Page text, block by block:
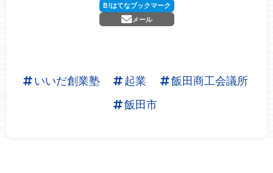
B!はてなブックマーク
メール
いいだ創業塾 起業
飯田商工会議所
飯田市